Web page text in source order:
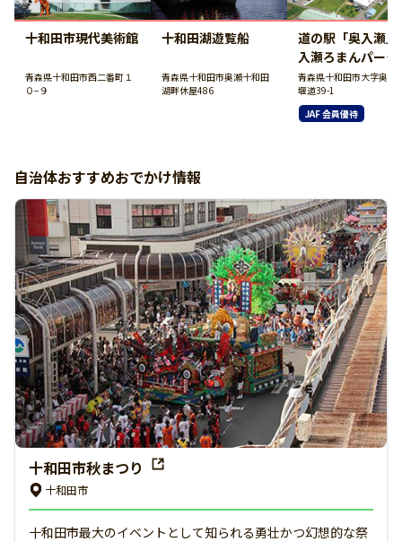
十和田市現代美術館
青森県十和田市西二番町１
０−９
十和田湖遊覧船
青森県十和田市奥瀬十和田
湖畔休屋486
道の駅「奥入瀬」
入瀬ろまんパーク
青森県十和田市大字奥瀬
堰道39-1
JAF 会員優待
自治体おすすめおでかけ情報
十和田市秋まつり
十和田市
十和田市最大のイベントとして知られる勇壮かつ幻想的な祭